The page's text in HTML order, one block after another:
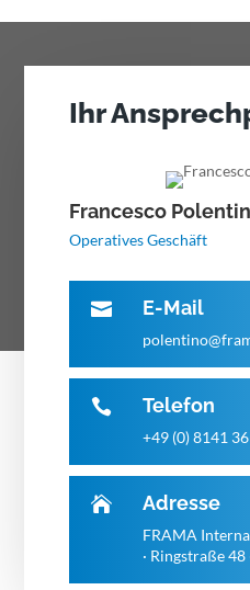
Ihr
Francesco
Operatives Geschäft
 E-Mail
 Telefon
+49 (0) 8141
 Adresse
FRAMA
· Ringstraße